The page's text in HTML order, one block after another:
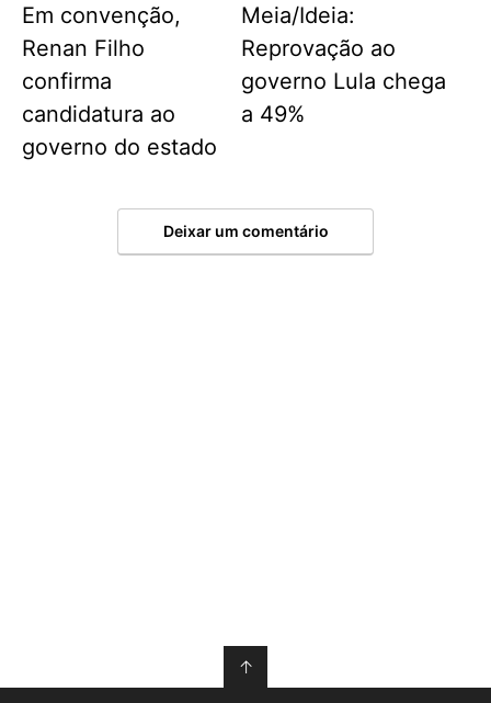
Em convenção,
Renan Filho
confirma
candidatura ao
governo do estado
Meia/Ideia:
Reprovação ao
governo Lula chega
a 49%
Deixar um comentário
↑